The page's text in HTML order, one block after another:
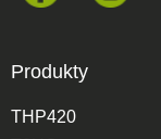
Produkty
THP420